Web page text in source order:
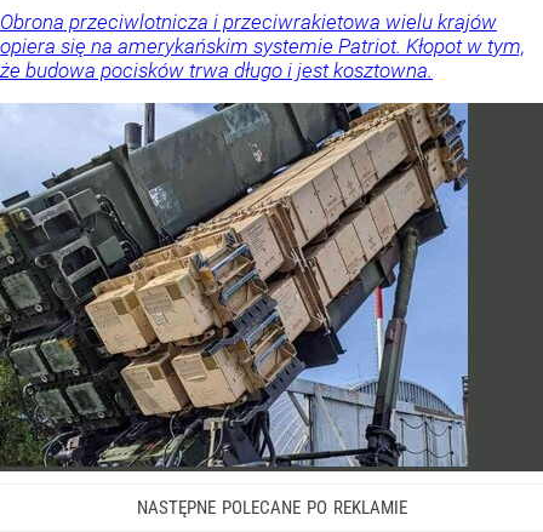
Obrona przeciwlotnicza i przeciwrakietowa wielu krajów
opiera się na amerykańskim systemie Patriot. Kłopot w tym,
że budowa pocisków trwa długo i jest kosztowna.